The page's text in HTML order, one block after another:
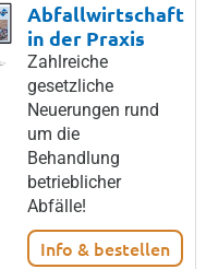
Abfallwirtschaft
in der Praxis
Zahlreiche
gesetzliche
Neuerungen rund
um die
Behandlung
betrieblicher
Abfälle!
Info & bestellen